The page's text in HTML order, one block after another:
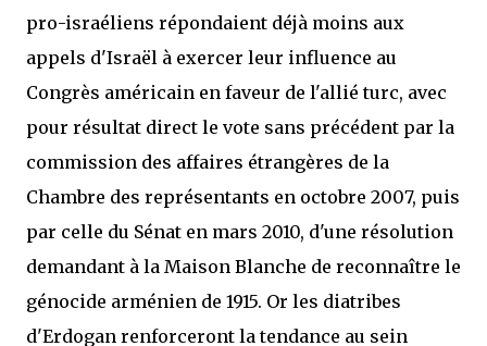
pro-israéliens répondaient déjà moins aux
appels d'Israël à exercer leur influence au
Congrès américain en faveur de l'allié turc, avec
pour résultat direct le vote sans précédent par la
commission des affaires étrangères de la
Chambre des représentants en octobre 2007, puis
par celle du Sénat en mars 2010, d'une résolution
demandant à la Maison Blanche de reconnaître le
génocide arménien de 1915. Or les diatribes
d'Erdogan renforceront la tendance au sein